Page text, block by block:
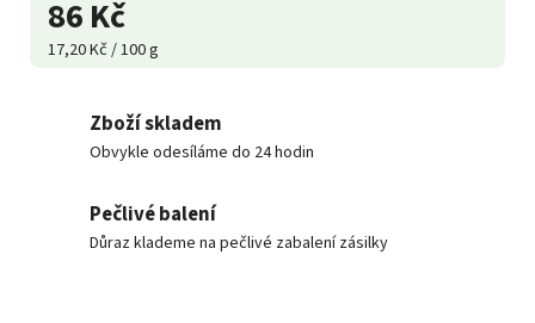
86 Kč
17,20 Kč / 100 g
Zboží skladem
Obvykle odesíláme do 24 hodin
Pečlivé balení
Důraz klademe na pečlivé zabalení zásilky